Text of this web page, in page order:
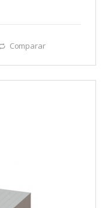
Comparar